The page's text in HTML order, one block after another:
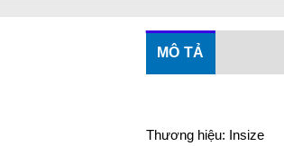
MÔ TẢ
Thương hiệu: Insize